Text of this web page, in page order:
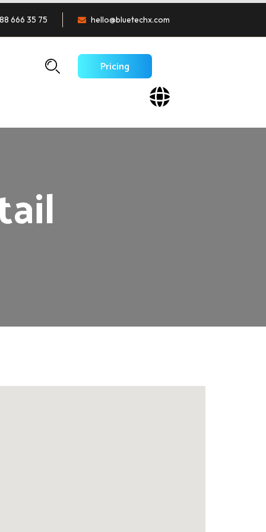
666 35 75 hello@bluetechx.com
Pricing